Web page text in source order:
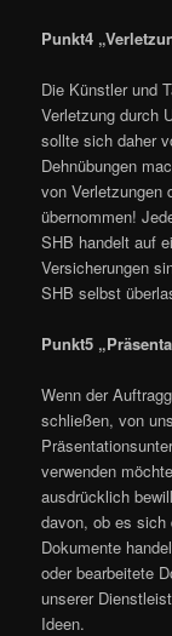
Punkt4
Die Künstler und
Verletzung durch
sollte sich daher
Dehnübungen
von Verletzungen
übernommen!
SHB handelt auf
Versicherungen
SHB selbst
Punkt5
Wenn der
schließen, von
verwenden
ausdrücklich
davon, ob es sich
Dokumente
oder bearbeitete
unserer
Ideen.